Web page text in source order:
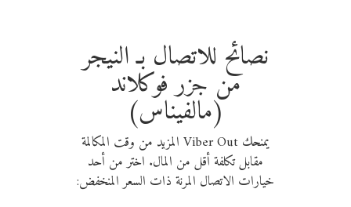
نصائح للاتصال بـ النيجر
من جزر فوكلاند
(مالفيناس)
يمنحك Viber Out المزيد من وقت المكالمة
مقابل تكلفة أقل من المال. اختر من أحد
خيارات الاتصال المرنة ذات السعر المنخفض: